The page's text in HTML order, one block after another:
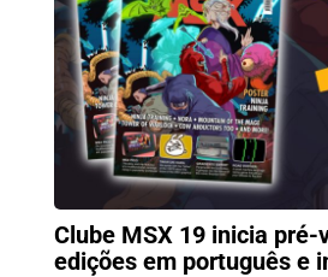
Clube MSX 19 inicia pré-
edições em português e